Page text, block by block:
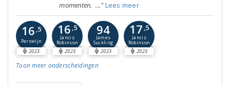
momenten. ..." Lees meer
16 ,5
Perswijn
2023
16 ,5
Jancis
Robinson
2023
94
James
Suckling
2023
17 ,5
Jancis
Robinson
2023
Toon meer onderscheidingen